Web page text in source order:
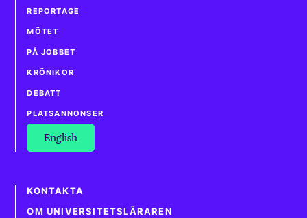
REPORTAGE
MÖTET
PÅ JOBBET
KRÖNIKOR
DEBATT
PLATSANNONSER
English
KONTAKTA
OM UNIVERSITETSLÄRAREN